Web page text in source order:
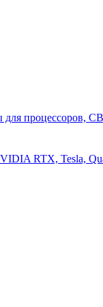
для процессоров,
RTX, Tesla,